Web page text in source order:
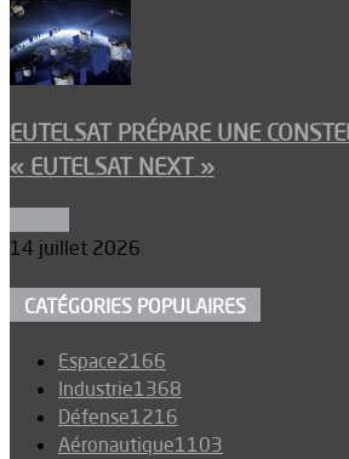
EUTELSAT PRÉPARE UNE
« EUTELSAT NEXT »
14 juillet 2026
CATÉGORIES POPULAIRES
Espace2166
Industrie1368
Défense1216
Aéronautique1103